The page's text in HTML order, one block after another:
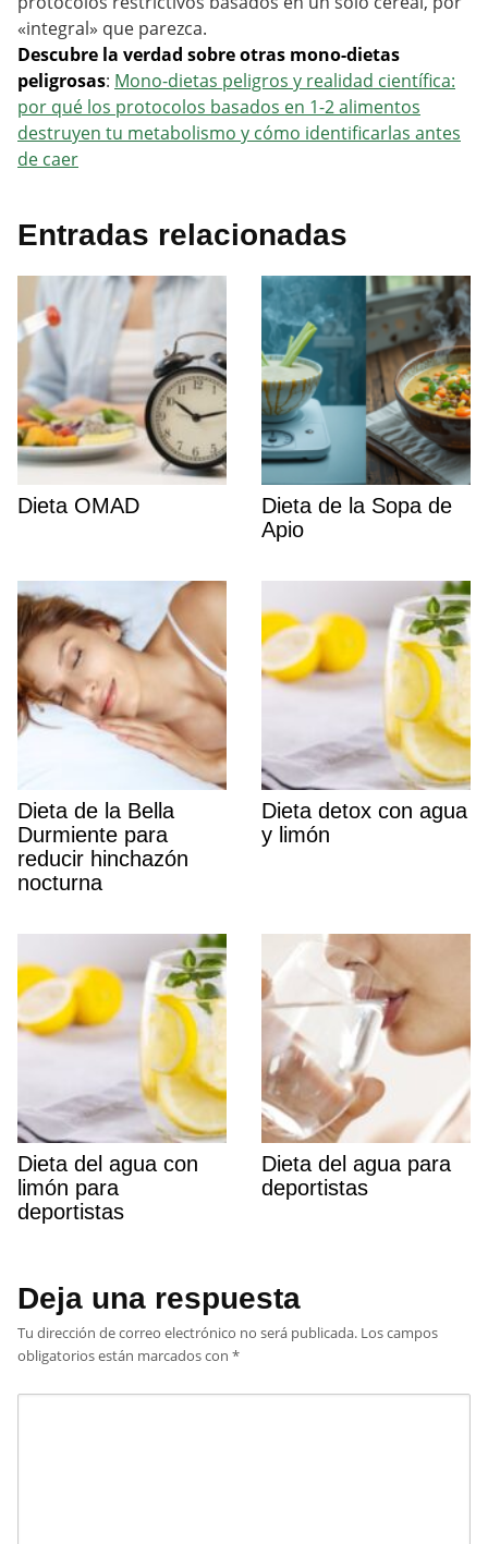
«integral» que parezca.
Descubre la verdad sobre otras mono-dietas
peligrosas: Mono-dietas peligros y realidad científica:
por qué los protocolos basados en 1-2 alimentos
destruyen tu metabolismo y cómo identificarlas antes
de caer
Entradas relacionadas
Dieta OMAD
Dieta de la Sopa de
Apio
Dieta de la Bella
Durmiente para
reducir hinchazón
nocturna
Dieta detox con agua
y limón
Dieta del agua con
limón para
deportistas
Dieta del agua para
deportistas
Deja una respuesta
Tu dirección de correo electrónico no será publicada. Los campos
obligatorios están marcados con *